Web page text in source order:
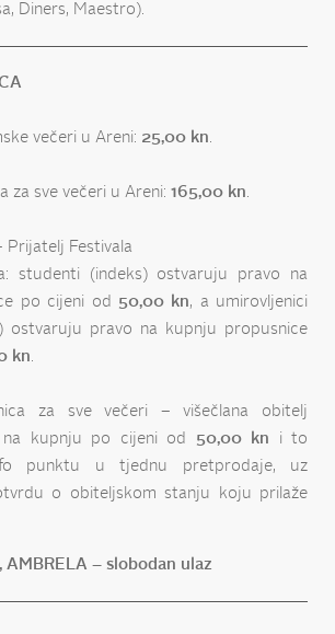
Diners, Maestro).
večeri u Areni: 25,00 kn.
za sve večeri u Areni: 165,00 kn.
Prijatelj Festivala
studenti (indeks) ostvaruju pravo na
po cijeni od 50,00 kn, a umirovljenici
ostvaruju pravo na kupnju propusnice
kn.
za sve večeri – višečlana obitelj
na kupnju po cijeni od 50,00 kn i to
punktu u tjednu pretprodaje, uz
o obiteljskom stanju koju prilaže
AMBRELA – slobodan ulaz